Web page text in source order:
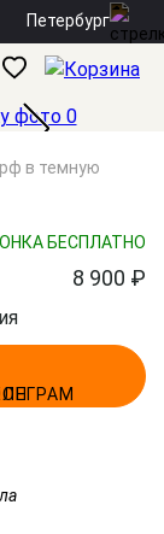
Петербург
в темную
БЕСПЛАТНО
8 900 ₽